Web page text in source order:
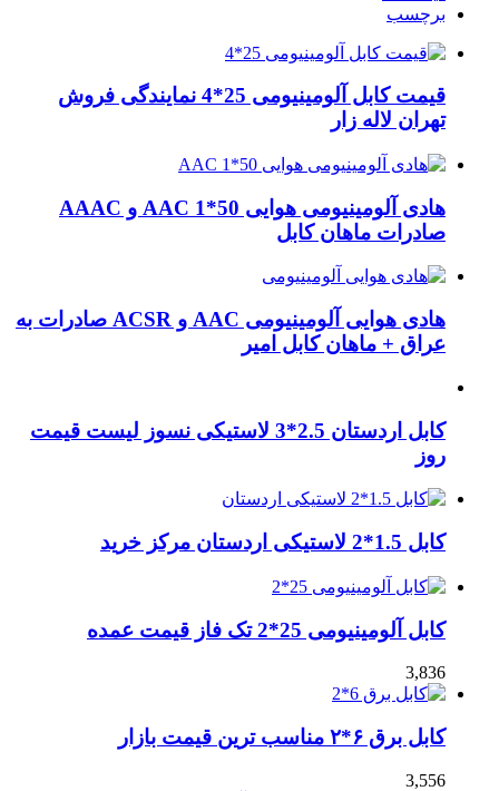
برچسب
قیمت کابل آلومینیومی 25*4 نمایندگی فروش
تهران لاله زار
هادی آلومینیومی هوایی 50*1 AAC و AAAC
صادرات ماهان کابل
هادی هوایی آلومینیومی AAC و ACSR صادرات به
عراق + ماهان کابل امیر
کابل اردستان 2.5*3 لاستیکی نسوز لیست قیمت
روز
کابل 1.5*2 لاستیکی اردستان مرکز خرید
کابل آلومینیومی 25*2 تک فاز قیمت عمده
3,836
کابل برق ۶*۲ مناسب ترین قیمت بازار
3,556